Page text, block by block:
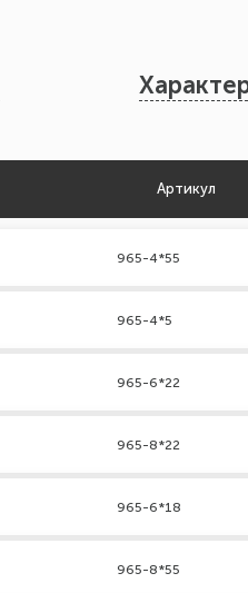
Артикул
965-4*55
965-4*5
965-6*22
965-8*22
965-6*18
965-8*55